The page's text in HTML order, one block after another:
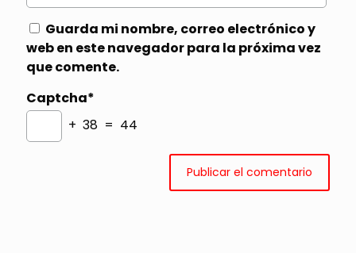
Guarda mi nombre, correo electrónico y
web en este navegador para la próxima vez
que comente.
Captcha*
+ 38 = 44